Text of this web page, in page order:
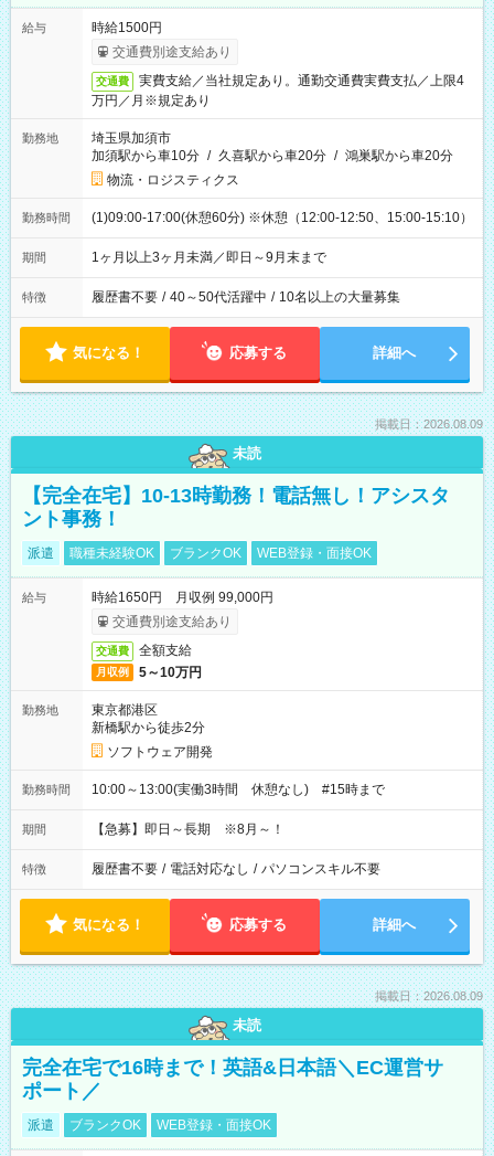
給与
時給1500円
交通費別途支給あり
交通費
実費支給／当社規定あり。通勤交通費実費支払／上限4
万円／月※規定あり
勤務地
埼玉県加須市
加須駅から車10分 / 久喜駅から車20分 / 鴻巣駅から車20分
物流・ロジスティクス
勤務時間 (1)09:00-17:00(休憩60分) ※休憩（12:00-12:50、15:00-15:10）
期間 1ヶ月以上3ヶ月未満／即日～9月末まで
特徴 履歴書不要 / 40～50代活躍中 / 10名以上の大量募集
気になる！ 応募する 詳細へ
掲載日：2026.08.09
未読
【完全在宅】10-13時勤務！電話無し！アシスタ
ント事務！
派遣 職種未経験OK ブランクOK WEB登録・面接OK
給与
時給1650円 月収例 99,000円
交通費別途支給あり
交通費 全額支給
月収例 5～10万円
勤務地
東京都港区
新橋駅から徒歩2分
ソフトウェア開発
勤務時間 10:00～13:00(実働3時間 休憩なし) #15時まで
期間 【急募】即日～長期 ※8月～！
特徴 履歴書不要 / 電話対応なし / パソコンスキル不要
気になる！ 応募する 詳細へ
掲載日：2026.08.09
未読
完全在宅で16時まで！英語&日本語＼EC運営サ
ポート／
派遣 ブランクOK WEB登録・面接OK